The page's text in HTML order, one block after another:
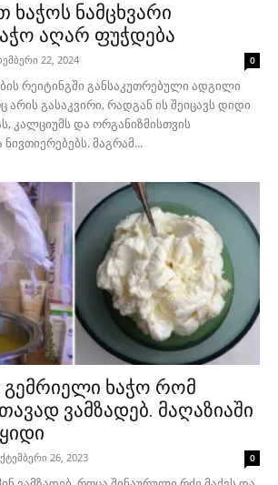
ხაჭოს ნამცხვარი
აღარ ფუჭდება
22, 2024 0
რეიტინგში განსაკუთრებული ადგილი
არის გასაკვირი, რადგან ის შეიცავს დიდი
კალციუმს და ორგანიზმისთვის
მაგრამ...
ხაჭო რომ
ვამზადებ. მაღაზიაში
26, 2023 0